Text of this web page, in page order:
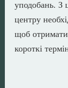
уподобань. З
центру
щоб отримати
короткі